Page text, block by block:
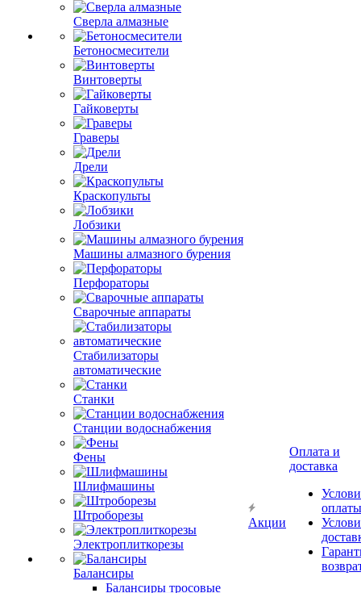
Сверла алмазные
Бетоносмесители
Винтоверты
Гайковерты
Граверы
Дрели
Краскопульты
Лобзики
Машины алмазного бурения
Перфораторы
Сварочные аппараты
Стабилизаторы
автоматические
Станки
Станции водоснабжения
Фены
Шлифмашины
Штроборезы
Электроплиткорезы
Балансиры
Балансиры тросовые
Акции
Оплата и
доставка
оплаты